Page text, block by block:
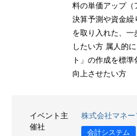
料の単価アップ（
決算予測や資金繰
を取り入れた、
したい方 属人的
ト」の作成を標
向上させたい方
イベント主
催社
株式会社マネ
会計システム